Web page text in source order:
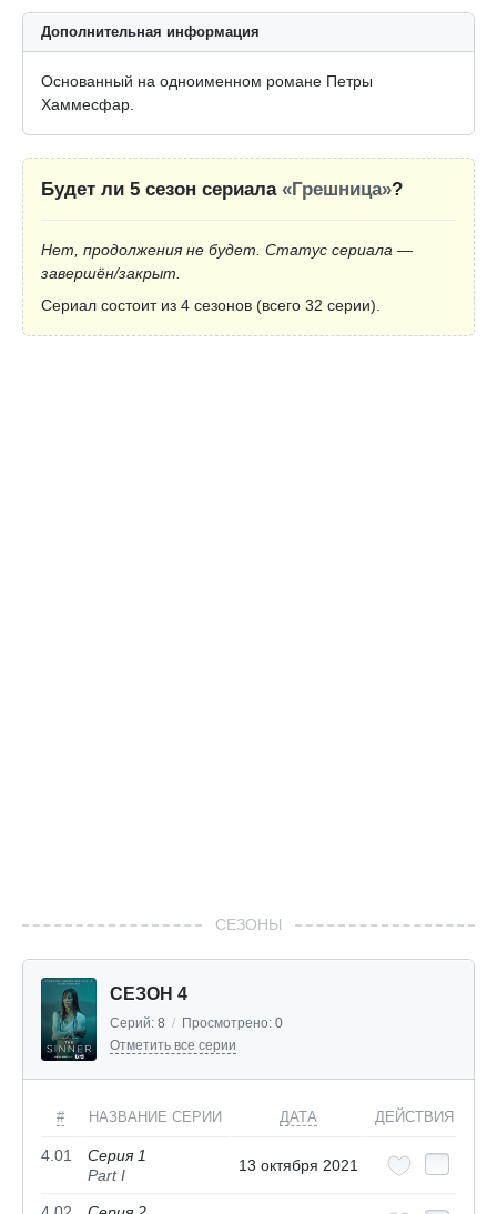
Дополнительная информация
Основанный на одноименном романе Петры
Хаммесфар.
Будет ли 5 сезон сериала «Грешница»?
Нет, продолжения не будет. Статус сериала —
завершён/закрыт.
Сериал состоит из 4 сезонов (всего 32 серии).
СЕЗОНЫ
СЕЗОН 4
Серий: 8 / Просмотрено: 0
Отметить все серии
# НАЗВАНИЕ СЕРИИ ДАТА ДЕЙСТВИЯ
4.01
Серия 1
Part I
13 октября 2021